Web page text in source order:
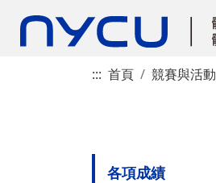
::: 首頁 競賽與活動
各項成績